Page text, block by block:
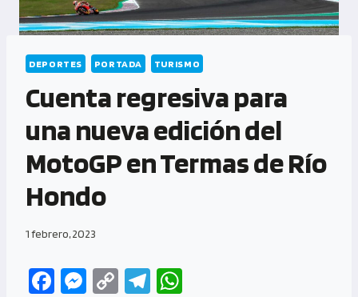
DEPORTES PORTADA TURISMO
Cuenta regresiva para
una nueva edición del
MotoGP en Termas de Río
Hondo
1 febrero, 2023
Fa M
C
Te